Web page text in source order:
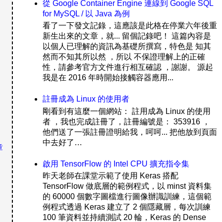
從 Google Container Engine 連線到 Google SQL
for MySQL / 以 Java 為例
看了一下發文記錄，這應該是此格在停業六年後重
新生出來的文章，就... 留個記錄吧！ 這篇內容是
以個人已理解的資訊為基礎所撰寫，特色是 知其
然而不知其所以然 ，所以 不保證理解上的正確
性，請參考官方文件進行相互確認 ，謝謝。 源起
我是在 2016 年時開始接觸容器應用...
註冊成為 Linux 的使用者
剛看到有這麼一個網站： 註用成為 Linux 的使用
者 ，我也完成註冊了，註冊編號是： 353916 ，
他們送了一張註冊證明給我，呵呵... 把他放到頁面
中去好了…
啟用 TensorFlow 的 Intel CPU 擴充指令集
昨天老師在課堂示範了使用 Keras 搭配
TensorFlow 做底層的範例程式，以 minst 資料集
的 60000 個數字圖檔進行圖像辦識訓練，這個範
例程式透過 Keras 建立了 2 個隱藏層，每次訓練
100 筆資料並持續測試 20 輪，Keras 的 Dense